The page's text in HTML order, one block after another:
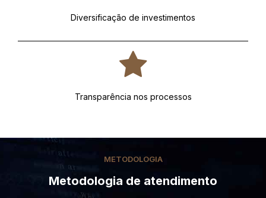
Diversificação de investimentos
Transparência nos processos
METODOLOGIA
Metodologia de atendimento